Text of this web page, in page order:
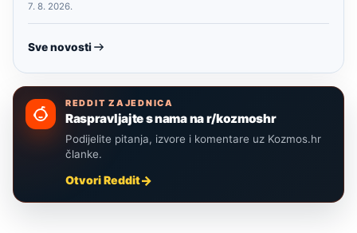
7. 8. 2026.
Sve novosti
REDDIT ZAJEDNICA
Raspravljajte s nama na r/kozmoshr
Podijelite pitanja, izvore i komentare uz Kozmos.hr
članke.
Otvori Reddit